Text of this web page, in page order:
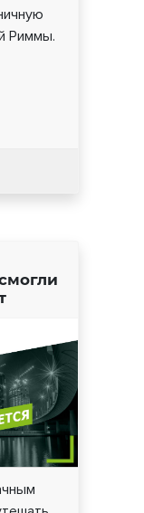
Риммы.